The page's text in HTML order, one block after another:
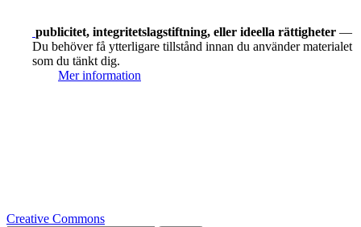
publicitet, integritetslagstiftning, eller ideella rättigheter —
Du behöver få ytterligare tillstånd innan du använder materialet
som du tänkt dig.
Mer information
Creative Commons